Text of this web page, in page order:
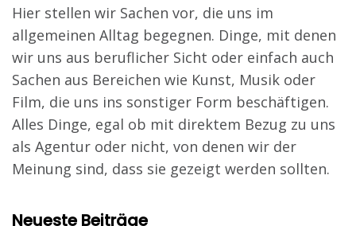
Hier stellen wir Sachen vor, die uns im
allgemeinen Alltag begegnen. Dinge, mit denen
wir uns aus beruflicher Sicht oder einfach auch
Sachen aus Bereichen wie Kunst, Musik oder
Film, die uns ins sonstiger Form beschäftigen.
Alles Dinge, egal ob mit direktem Bezug zu uns
als Agentur oder nicht, von denen wir der
Meinung sind, dass sie gezeigt werden sollten.
Neueste Beiträge